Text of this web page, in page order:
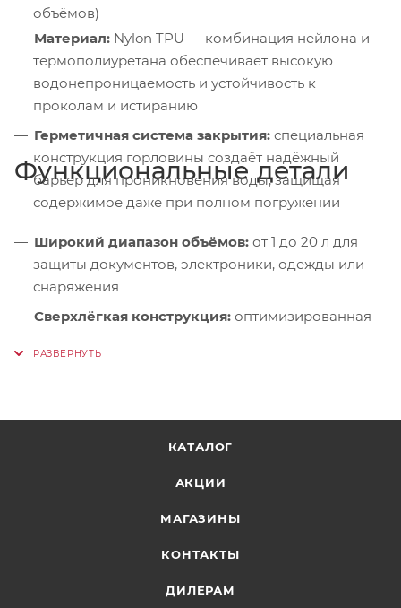
объёмов)
Материал: Nylon TPU — комбинация нейлона и
термополиуретана обеспечивает высокую
водонепроницаемость и устойчивость к
проколам и истиранию
Герметичная система закрытия: специальная
конструкция горловины создаёт надёжный
барьер для проникновения воды, защищая
содержимое даже при полном погружении
Функциональные детали
Широкий диапазон объёмов: от 1 до 20 л для
защиты документов, электроники, одежды или
снаряжения
Сверхлёгкая конструкция: оптимизированная
вес без ущерба для надёжности
мешков разного объёма позволяют организовать
КАТАЛОГ
АКЦИИ
МАГАЗИНЫ
КОНТАКТЫ
ДИЛЕРАМ